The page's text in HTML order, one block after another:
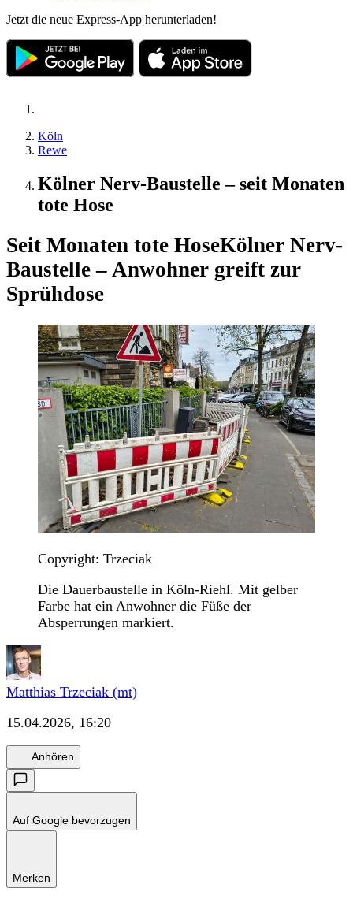
Jetzt die neue Express-App herunterladen!
Köln
Rewe
Kölner Nerv-Baustelle – seit Monaten
tote Hose
Seit Monaten tote HoseKölner Nerv-
Baustelle – Anwohner greift zur
Sprühdose
Copyright: Trzeciak
Die Dauerbaustelle in Köln-Riehl. Mit gelber
Farbe hat ein Anwohner die Füße der
Absperrungen markiert.
Matthias Trzeciak (mt)
15.04.2026, 16:20
Anhören
Auf Google bevorzugen
Merken